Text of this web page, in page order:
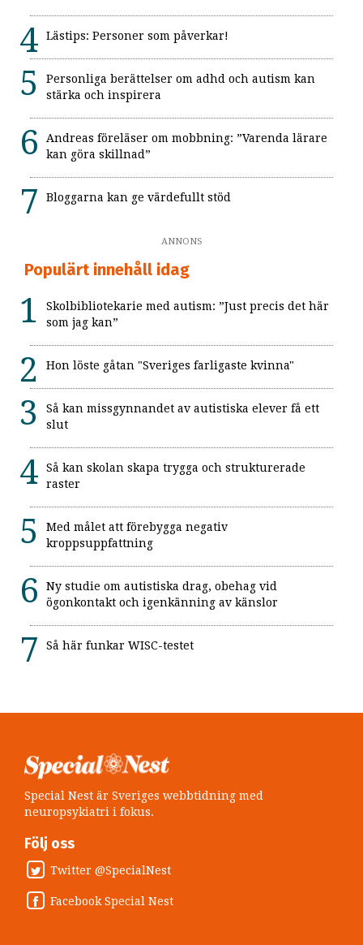
Lästips: Personer som påverkar!
Personliga berättelser om adhd och autism kan
stärka och inspirera
Andreas föreläser om mobbning: ”Varenda lärare
kan göra skillnad”
Bloggarna kan ge värdefullt stöd
ANNONS
Populärt innehåll idag
Skolbibliotekarie med autism: ”Just precis det här
som jag kan”
Hon löste gåtan "Sveriges farligaste kvinna"
Så kan missgynnandet av autistiska elever få ett
slut
Så kan skolan skapa trygga och strukturerade
raster
Med målet att förebygga negativ
kroppsuppfattning
Ny studie om autistiska drag, obehag vid
ögonkontakt och igenkänning av känslor
Så här funkar WISC-testet
Special Nest är Sveriges webbtidning med
neuropsykiatri i fokus.
Följ oss
Twitter @SpecialNest
Facebook Special Nest